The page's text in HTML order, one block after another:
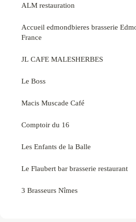
ALM restauration
Accueil edmondbieres brasserie
France
JL CAFE MALESHERBES
Le Boss
Macis Muscade Café
Comptoir du 16
Les Enfants de la Balle
Le Flaubert bar brasserie restaurant
3 Brasseurs Nîmes